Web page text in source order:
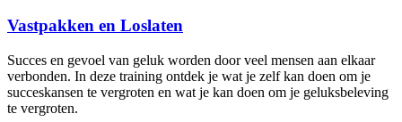
Vastpakken en Loslaten
Succes en gevoel van geluk worden door veel mensen aan elkaar
verbonden. In deze training ontdek je wat je zelf kan doen om je
succeskansen te vergroten en wat je kan doen om je geluksbeleving
te vergroten.